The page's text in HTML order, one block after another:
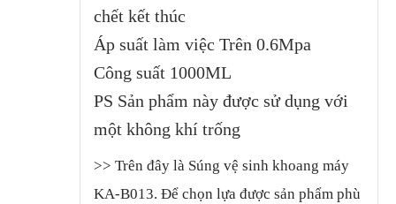
chết kết thúc
Áp suất làm việc Trên 0.6Mpa
Công suất 1000ML
PS Sản phẩm này được sử dụng với
một không khí trống
>> Trên đây là Súng vệ sinh khoang máy
KA-B013. Để chọn lựa được sản phẩm phù